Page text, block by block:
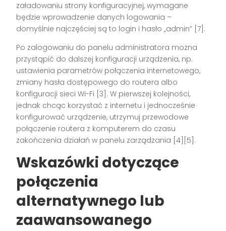
załadowaniu strony konfiguracyjnej, wymagane
będzie wprowadzenie danych logowania –
domyślnie najczęściej są to login i hasło „admin” [7] .
Po zalogowaniu do panelu administratora można
przystąpić do dalszej konfiguracji urządzenia, np.
ustawienia parametrów połączenia internetowego,
zmiany hasła dostępowego do routera albo
konfiguracji sieci Wi-Fi [3] . W pierwszej kolejności,
jednak chcąc korzystać z internetu i jednocześnie
konfigurować urządzenie, utrzymuj przewodowe
połączenie routera z komputerem do czasu
zakończenia działań w panelu zarządzania [4][5] .
Wskazówki dotyczące
połączenia
alternatywnego lub
zaawansowanego